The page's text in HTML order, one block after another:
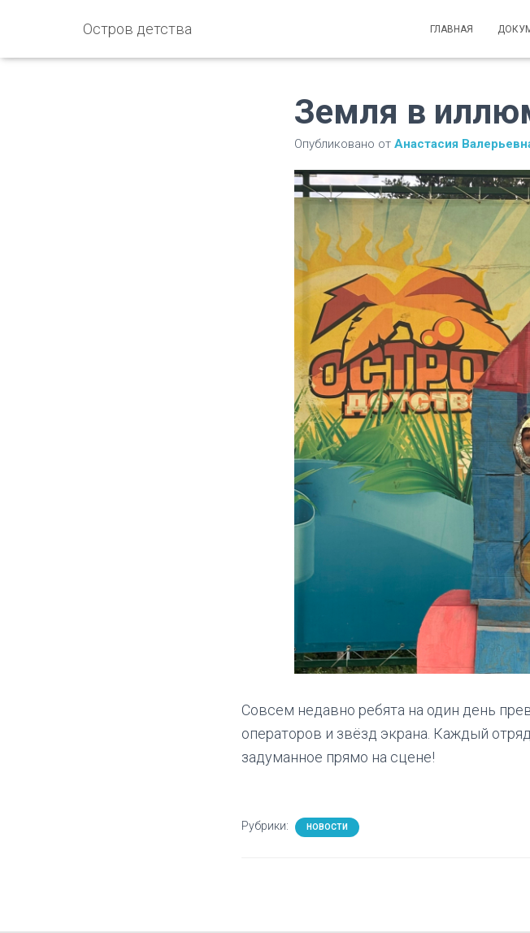
Остров детства ГЛАВНАЯ
Земля в
Опубликовано от Анастасия
Совсем недавно ребята на один день
операторов и звёзд экрана. Каждый
задуманное прямо на сцене!
Рубрики: НОВОСТИ